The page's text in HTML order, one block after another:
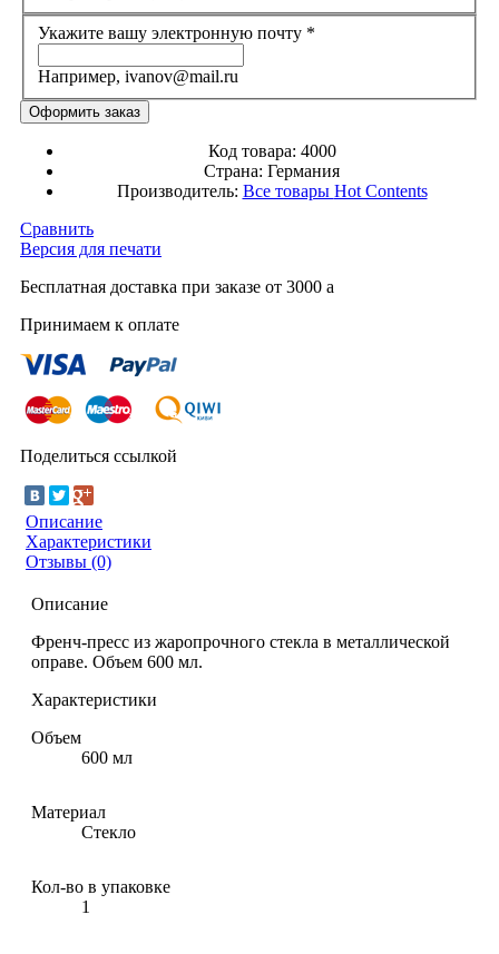
Укажите вашу электронную почту *
Например, ivanov@mail.ru
Код товара: 4000
Страна: Германия
Производитель: Все товары Hot Contents
Сравнить
Версия для печати
Бесплатная доставка при заказе от 3000 a
Принимаем к оплате
Поделиться ссылкой
Описание
Характеристики
Отзывы (0)
Описание
Френч-пресс из жаропрочного стекла в металлической
оправе. Объем 600 мл.
Характеристики
Объем
600 мл
Материал
Стекло
Кол-во в упаковке
1